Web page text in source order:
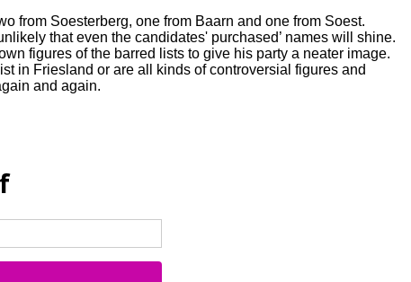
from Soesterberg, one from Baarn and one from Soest.
that even the candidates' purchased’ names will shine.
figures of the barred lists to give his party a neater image.
in Friesland or are all kinds of controversial figures and
and again.